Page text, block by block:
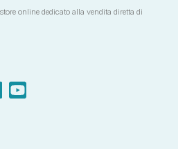
online dedicato alla vendita diretta di